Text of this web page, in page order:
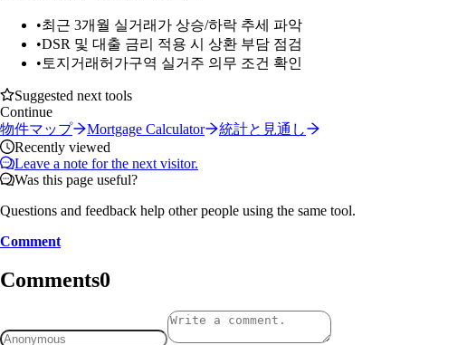
•최근 3개월 실거래가 상승/하락 추세 파악
•DSR 및 대출 금리 적용 시 상환 부담 점검
• 토지거래허가구역 실거주 의무 조건 확인
Suggested next tools
Continue
物件マップ
Mortgage Calculator
統計と見通し
Recently viewed
Leave a note for the next visitor.
Was this page useful?
Questions and feedback help other people using the same tool.
Comment
Comments0